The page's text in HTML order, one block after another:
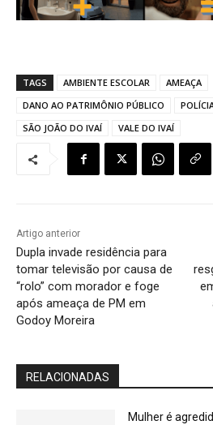
TAGS AMBIENTE ESCOLAR
AMEAÇA
DANO AO PATRIMÔNIO PÚBLICO
SÃO JOÃO DO IVAÍ
VALE DO IVAÍ
Artigo anterior
Dupla invade residência para
tomar televisão por causa de
“rolo” com morador e foge
após ameaça de PM em
Godoy Moreira
RELACIONADAS
Mulher é